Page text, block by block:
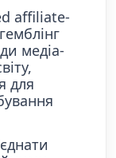
affiliate-
медіа-
для